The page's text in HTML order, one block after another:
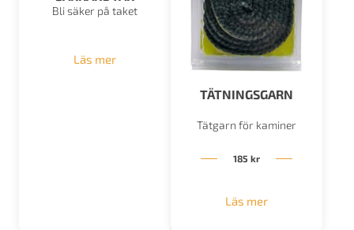
Bli säker på taket
Läs mer
TÄTNINGSGARN
Tätgarn för kaminer
185 kr
Läs mer